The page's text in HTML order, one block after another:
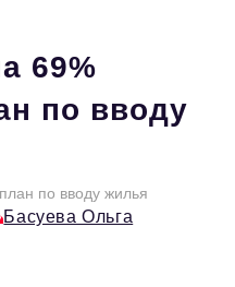
69%
по вводу
по вводу жилья
Басуева Ольга